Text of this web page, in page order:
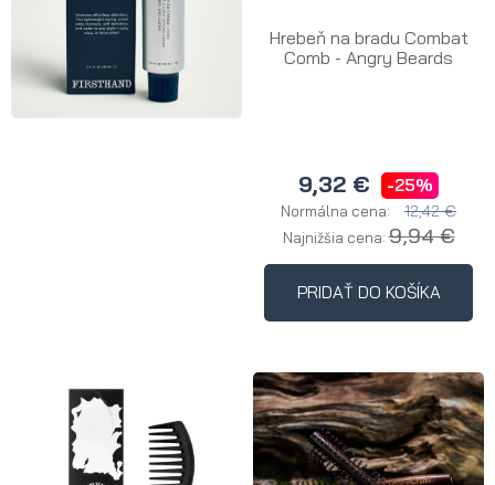
Hrebeň na bradu Combat
Comb - Angry Beards
9,32 € -25%
Normálna cena: 12,42 €
Najnižšia cena:9,94 €
PRIDAŤ DO KOŠÍKA